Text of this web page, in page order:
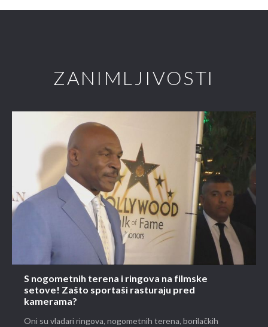
ZANIMLJIVOSTI
S nogometnih terena i ringova na filmske
setove! Zašto sportaši rasturaju pred
kamerama?
Oni su vladari ringova, nogometnih terena, borilačkih